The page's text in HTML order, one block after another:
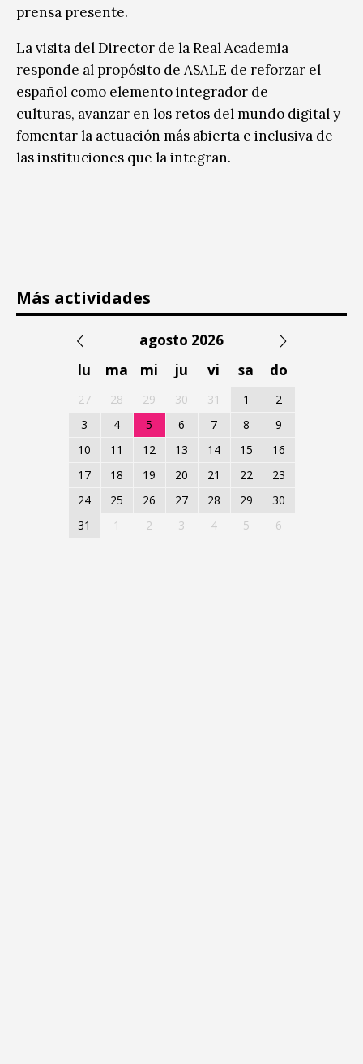
prensa presente.
La visita del Director de la Real Academia
responde al propósito de ASALE de reforzar el
español como elemento integrador de
culturas, avanzar en los retos del mundo digital y
fomentar la actuación más abierta e inclusiva de
las instituciones que la integran.
Más actividades
agosto 2026
lu
ma mi ju vi sa do
27 28 29 30 31 1
2
3
4 5 6 7 8
9
10
11 12 13 14 15
16
17
18 19 20 21 22
23
24
25 26 27 28 29
30
31
1 2 3 4 5 6